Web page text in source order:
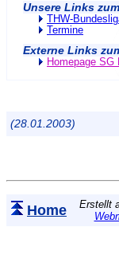
Unsere Links
THW-
Termine
Externe Links
Homepage SG
(28.01.2003)
Home
Erstellt